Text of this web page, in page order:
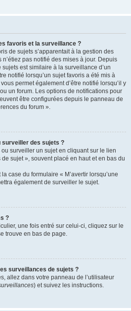
favoris et la surveillance ?
de sujets s’apparentait à la gestion des
pas notifié des mises à jour. Depuis
est similaire à la surveillance d’un
notifié lorsqu’un sujet favoris a été mis à
permet également d’être notifié lorsqu’il y
un forum. Les options de notifications pour
être configurées depuis le panneau de
du forum ».
surveiller des sujets ?
surveiller un sujet en cliquant sur le lien
sujet », souvent placé en haut et en bas du
case du formulaire « M’avertir lorsqu’une
également de surveiller le sujet.
?
une fois entré sur celui-ci, cliquez sur le
trouve en bas de page.
surveillances de sujets ?
allez dans votre panneau de l’utilisateur
) et suivez les instructions.